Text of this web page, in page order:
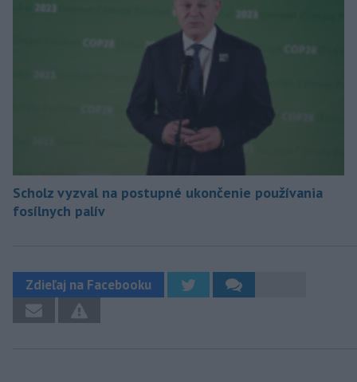
Scholz vyzval na postupné ukončenie používania
fosílnych palív
Zdieľaj na Facebooku